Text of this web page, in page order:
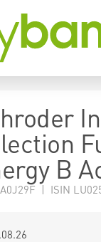
B
| ISIN